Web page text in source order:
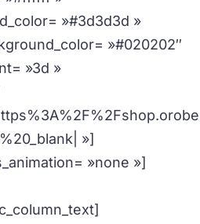
»#3d3d3d »
»#020202″
»3d »
»]
»none »]